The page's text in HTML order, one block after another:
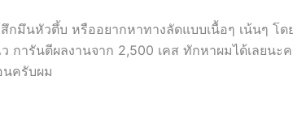
กมึนหัวตึ้บ หรืออยากหาทางลัดแบบเนื้อๆ เน้นๆ โ
การันตีผลงานจาก 2,500 เคส ทักหาผมได้เลยนะ
นครับผม